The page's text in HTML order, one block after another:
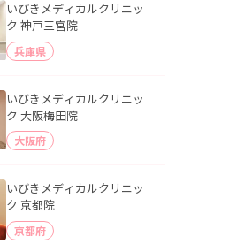
いびきメディカルクリニッ
ク 神戸三宮院
兵庫県
いびきメディカルクリニッ
ク 大阪梅田院
大阪府
いびきメディカルクリニッ
ク 京都院
京都府